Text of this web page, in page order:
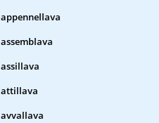
appennellava
assemblava
assillava
attillava
avvallava